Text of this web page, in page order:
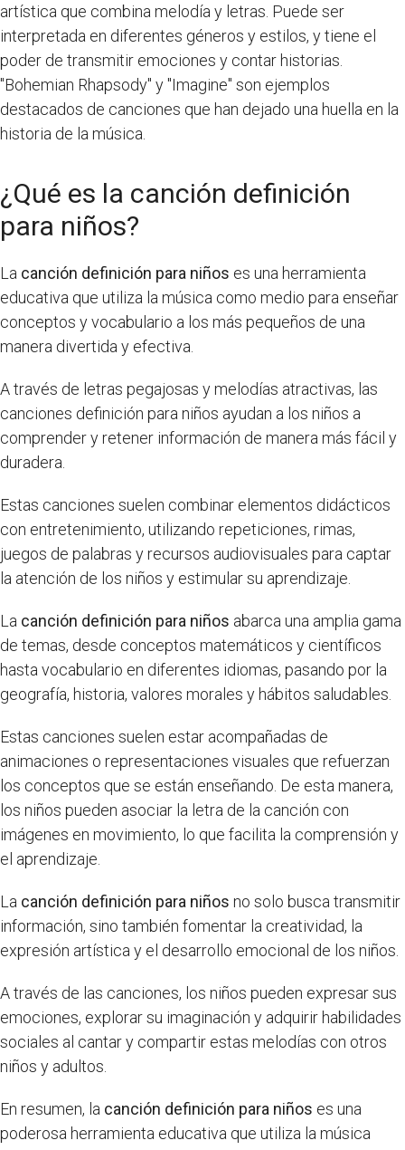
artística que combina melodía y letras. Puede ser
interpretada en diferentes géneros y estilos, y tiene el
poder de transmitir emociones y contar historias.
"Bohemian Rhapsody" y "Imagine" son ejemplos
destacados de canciones que han dejado una huella en la
historia de la música.
¿Qué es la canción definición
para niños?
La canción definición para niños es una herramienta
educativa que utiliza la música como medio para enseñar
conceptos y vocabulario a los más pequeños de una
manera divertida y efectiva.
A través de letras pegajosas y melodías atractivas, las
canciones definición para niños ayudan a los niños a
comprender y retener información de manera más fácil y
duradera.
Estas canciones suelen combinar elementos didácticos
con entretenimiento, utilizando repeticiones, rimas,
juegos de palabras y recursos audiovisuales para captar
la atención de los niños y estimular su aprendizaje.
La canción definición para niños abarca una amplia gama
de temas, desde conceptos matemáticos y científicos
hasta vocabulario en diferentes idiomas, pasando por la
geografía, historia, valores morales y hábitos saludables.
Estas canciones suelen estar acompañadas de
animaciones o representaciones visuales que refuerzan
los conceptos que se están enseñando. De esta manera,
los niños pueden asociar la letra de la canción con
imágenes en movimiento, lo que facilita la comprensión y
el aprendizaje.
La canción definición para niños no solo busca transmitir
información, sino también fomentar la creatividad, la
expresión artística y el desarrollo emocional de los niños.
A través de las canciones, los niños pueden expresar sus
emociones, explorar su imaginación y adquirir habilidades
sociales al cantar y compartir estas melodías con otros
niños y adultos.
En resumen, la canción definición para niños es una
poderosa herramienta educativa que utiliza la música